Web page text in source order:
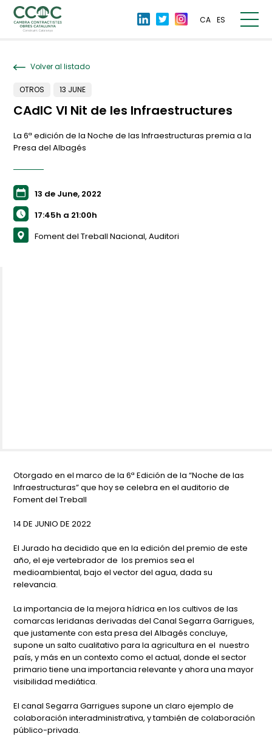
CA ES
Volver al listado
OTROS 13 JUNE
CAdIC VI Nit de les Infraestructures
La 6ª edición de la Noche de las Infraestructuras premia a la
Presa del Albagés
13 de June, 2022
17:45h a 21:00h
Foment del Treball Nacional, Auditori
Otorgado en el marco de la 6ª Edición de la “Noche de las
Infraestructuras” que hoy se celebra en el auditorio de
Foment del Treball
14 DE JUNIO DE 2022
El Jurado ha decidido que en la edición del premio de este
año, el eje vertebrador de los premios sea el
medioambiental, bajo el vector del agua, dada su
relevancia.
La importancia de la mejora hídrica en los cultivos de las
comarcas leridanas derivadas del Canal Segarra Garrigues,
que justamente con esta presa del Albagés concluye,
supone un salto cualitativo para la agricultura en el nuestro
país, y más en un contexto como el actual, donde el sector
primario tiene una importancia relevante y ahora una mayor
visibilidad mediática.
El canal Segarra Garrigues supone un claro ejemplo de
colaboración interadministrativa, y también de colaboración
público-privada.